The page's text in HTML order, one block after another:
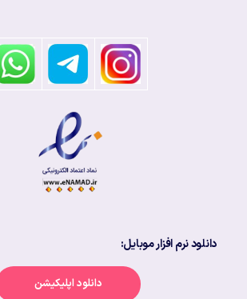
دانلود نرم افزار موبایل:
دانلود اپلیکیشن